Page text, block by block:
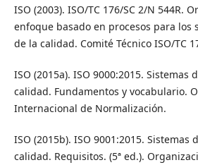
ISO (2003). ISO/TC 176/SC 2/N 544R.
enfoque basado en procesos para los
de la calidad. Comité Técnico ISO/TC
ISO (2015a). ISO 9000:2015. Sistemas
calidad. Fundamentos y vocabulario.
Internacional de Normalización.
ISO (2015b). ISO 9001:2015. Sistemas
calidad. Requisitos. (5ª ed.).